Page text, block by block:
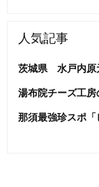
人気記事
茨城県 水戸内原
湯布院チーズ工房
那須最強珍スポ